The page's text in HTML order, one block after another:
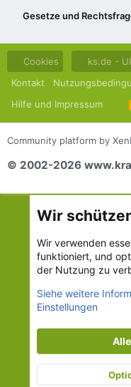
Gesetze und
Cookies ks.de -
Kontakt
Hilfe und Impressum
Community platform by
© 2002-2026
Wir
Wir verwenden
funktioniert, und
der Nutzung zu
Siehe weitere
Einstellungen